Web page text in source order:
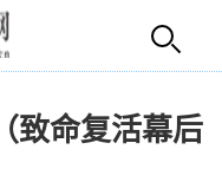
致命复活幕后